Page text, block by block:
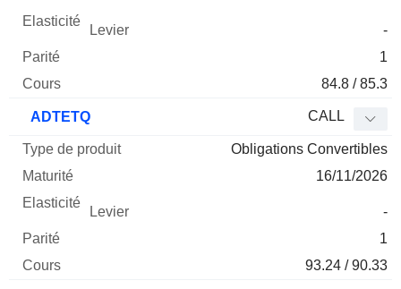
-
1
84.8 / 85.3
ADTETQ CALL
Obligations Convertibles
16/11/2026
-
1
93.24 / 90.33